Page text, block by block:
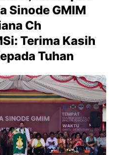
Sinode GMIM
Ch
Terima Kasih
Tuhan